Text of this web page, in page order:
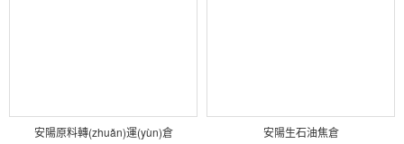
安陽原料轉(zhuǎn)運(yùn)倉 安陽生石油焦倉